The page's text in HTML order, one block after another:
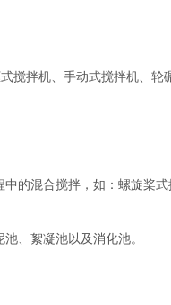
搅拌机、手动式搅拌机、轮
的混合搅拌，如：螺旋桨
、絮凝池以及消化池。